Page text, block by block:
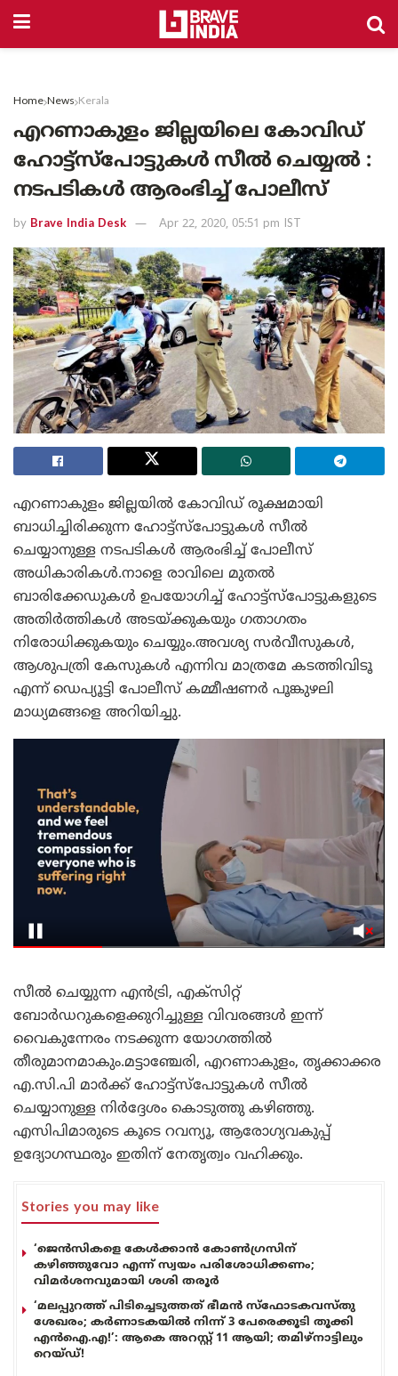
Home News Kerala
എറണാകുളം ജില്ലയിലെ കോവിഡ്
ഹോട്ട്സ്പോട്ടുകൾ സീൽ ചെയ്യൽ :
നടപടികൾ ആരംഭിച്ച് പോലീസ്
by Brave India Desk Apr 22, 2020, 05:51 pm IST
എറണാകുളം ജില്ലയിൽ കോവിഡ് രൂക്ഷമായി
ബാധിച്ചിരിക്കുന്ന ഹോട്ട്സ്പോട്ടുകൾ സീൽ
ചെയ്യാനുള്ള നടപടികൾ ആരംഭിച്ച് പോലീസ്
അധികാരികൾ.നാളെ രാവിലെ മുതൽ
ബാരിക്കേഡുകൾ ഉപയോഗിച്ച് ഹോട്ട്സ്പോട്ടുകളുടെ
അതിർത്തികൾ അടയ്ക്കുകയും ഗതാഗതം
നിരോധിക്കുകയും ചെയ്യും.അവശ്യ സർവീസുകൾ,
ആശുപത്രി കേസുകൾ എന്നിവ മാത്രമേ കടത്തിവിടൂ
എന്ന് ഡെപ്യൂട്ടി പോലീസ് കമ്മീഷണർ പൂങ്കുഴലി
മാധ്യമങ്ങളെ അറിയിച്ചു.
സീൽ ചെയ്യുന്ന എൻട്രി, എക്സിറ്റ്
ബോർഡറുകളെക്കുറിച്ചുള്ള വിവരങ്ങൾ ഇന്ന്
വൈകുന്നേരം നടക്കുന്ന യോഗത്തിൽ
തീരുമാനമാകും.മട്ടാഞ്ചേരി, എറണാകുളം, തൃക്കാക്കര
എ.സി.പി മാർക്ക് ഹോട്ട്സ്പോട്ടുകൾ സീൽ
ചെയ്യാനുള്ള നിർദ്ദേശം കൊടുത്തു കഴിഞ്ഞു.
എസിപിമാരുടെ കൂടെ റവന്യൂ, ആരോഗ്യവകുപ്പ്
ഉദ്യോഗസ്ഥരും ഇതിന് നേതൃത്വം വഹിക്കും.
Stories you may like
‘ജെൻസികളെ കേൾക്കാൻ കോൺഗ്രസിന്
കഴിഞ്ഞുവോ എന്ന് സ്വയം പരിശോധിക്കണം;
വിമർശനവുമായി ശശി തരൂർ
‘മലപ്പുറത്ത് പിടിച്ചെടുത്തത് ഭീമൻ സ്ഫോടകവസ്തു
ശേഖരം; കർണാടകയിൽ നിന്ന് 3 പേരെക്കൂടി തൂക്കി
എൻഐ.എ!’: ആകെ അറസ്റ്റ് 11 ആയി; തമിഴ്‌നാട്ടിലും
റെയ്ഡ്!